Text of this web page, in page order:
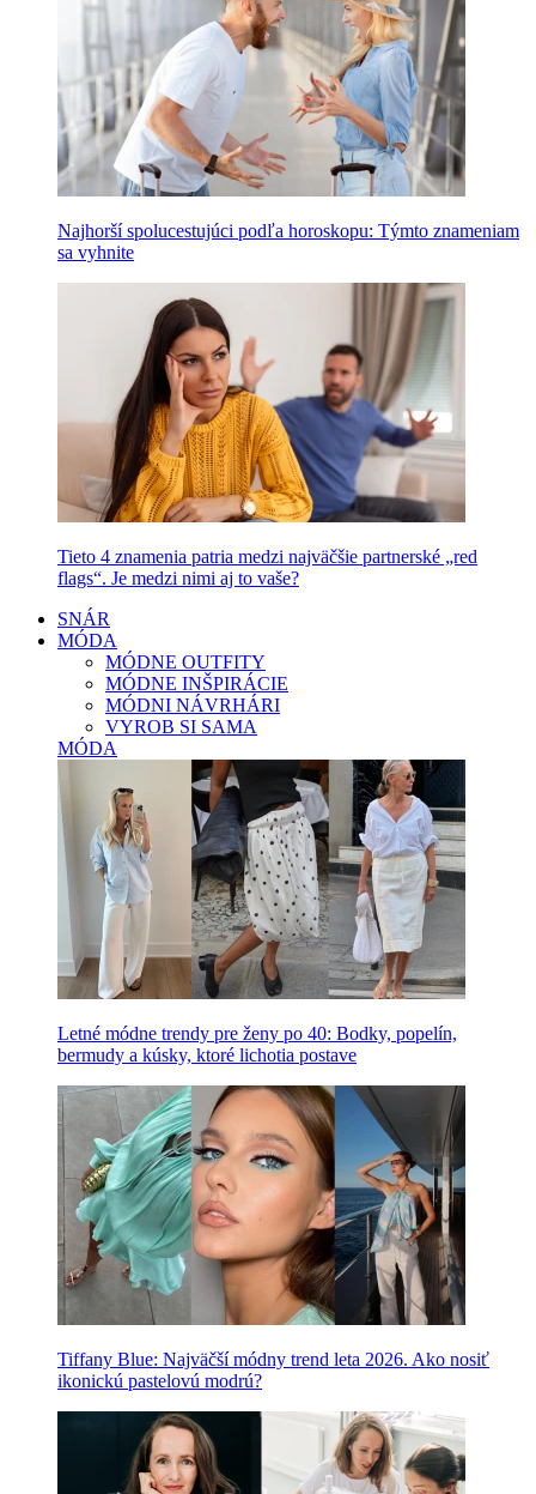
Najhorší spolucestujúci podľa horoskopu: Týmto znameniam
sa vyhnite
Tieto 4 znamenia patria medzi najväčšie partnerské „red
flags“. Je medzi nimi aj to vaše?
SNÁR
MÓDA
MÓDNE OUTFITY
MÓDNE INŠPIRÁCIE
MÓDNI NÁVRHÁRI
VYROB SI SAMA
MÓDA
Letné módne trendy pre ženy po 40: Bodky, popelín,
bermudy a kúsky, ktoré lichotia postave
Tiffany Blue: Najväčší módny trend leta 2026. Ako nosiť
ikonickú pastelovú modrú?